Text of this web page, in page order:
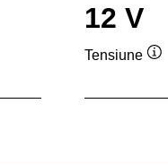
12 V
Tensiune